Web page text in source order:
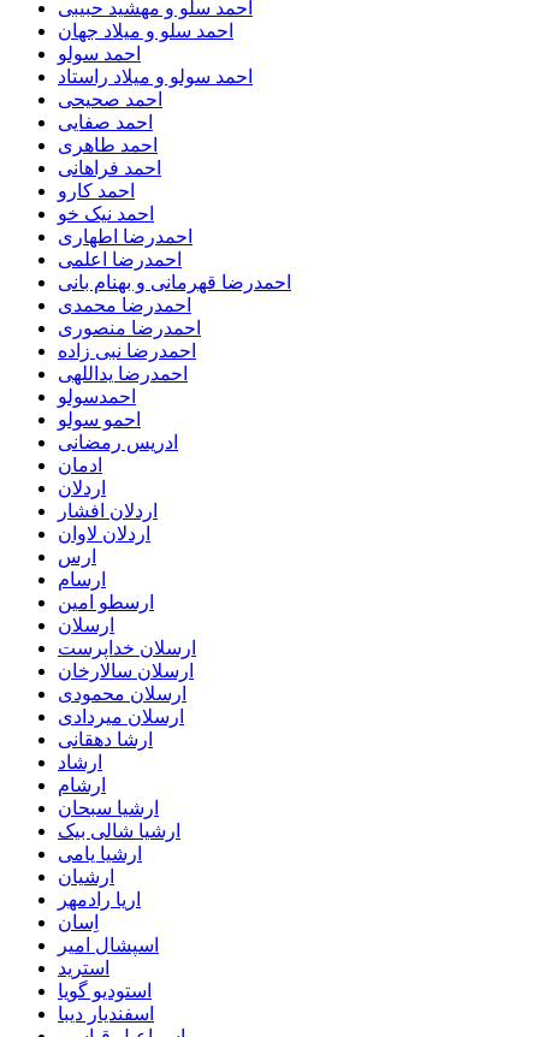
احمد سلو و مهشید حبیبی
احمد سلو و میلاد جهان
احمد سولو
احمد سولو و میلاد راستاد
احمد صحیحی
احمد صفایی
احمد طاهری
احمد فراهانی
احمد کارو
احمد نیک خو
احمدرضا اطهاری
احمدرضا اعلمی
احمدرضا قهرمانی و بهنام بانی
احمدرضا محمدی
احمدرضا منصوری
احمدرضا نبی زاده
احمدرضا یداللهی
احمدسولو
احمو سولو
ادریس رمضانی
ادمان
اردلان
اردلان افشار
اردلان لاوان
ارس
ارسام
ارسطو امین
ارسلان
ارسلان خداپرست
ارسلان سالارخان
ارسلان محمودی
ارسلان میردادی
ارشا دهقانی
ارشاد
ارشام
ارشیا سبحان
ارشیا شالی بیک
ارشیا یامی
ارشیان
اریا رادمهر
اِسان
اسپشال امیر
استرید
استودیو گویا
اسفندیار دیبا